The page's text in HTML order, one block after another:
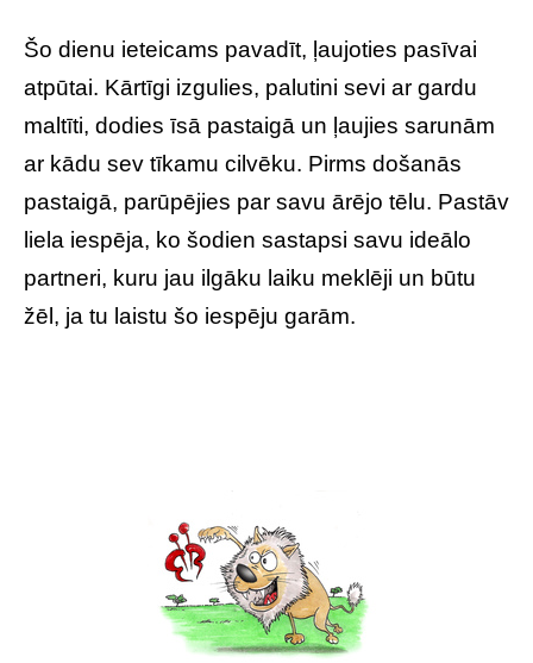
Šo dienu ieteicams pavadīt, ļaujoties pasīvai
atpūtai. Kārtīgi izgulies, palutini sevi ar gardu
maltīti, dodies īsā pastaigā un ļaujies sarunām
ar kādu sev tīkamu cilvēku. Pirms došanās
pastaigā, parūpējies par savu ārējo tēlu. Pastāv
liela iespēja, ko šodien sastapsi savu ideālo
partneri, kuru jau ilgāku laiku meklēji un būtu
žēl, ja tu laistu šo iespēju garām.